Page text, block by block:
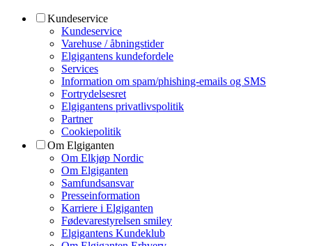
Kundeservice
Kundeservice
Varehuse / åbningstider
Elgigantens kundefordele
Services
Information om spam/phishing-emails og SMS
Fortrydelsesret
Elgigantens privatlivspolitik
Partner
Cookiepolitik
Om Elgiganten
Om Elkjøp Nordic
Om Elgiganten
Samfundsansvar
Presseinformation
Karriere i Elgiganten
Fødevarestyrelsen smiley
Elgigantens Kundeklub